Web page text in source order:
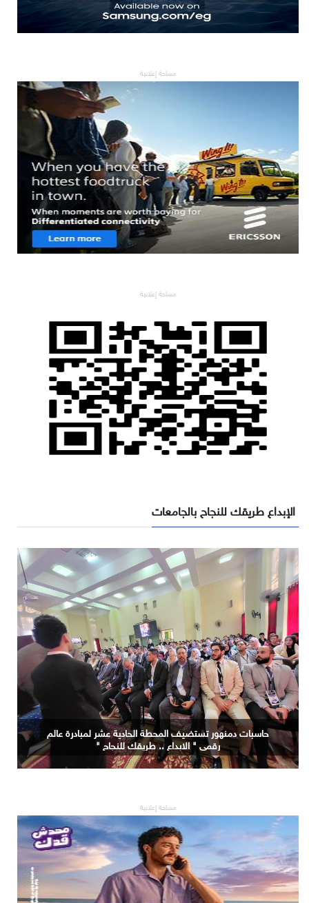
مساحة إعلانية
مساحة إعلانية
الإبداع طريقك للنجاح بالجامعات
حاسبات دمنهور تستضيف المحطة الحادية عشر لمبادرة عالم
رقمي " الابداع .. طريقك للنجاح "
مساحة إعلانية